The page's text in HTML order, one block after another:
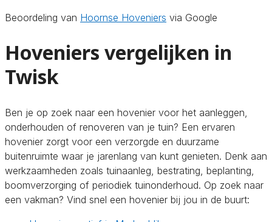
Beoordeling van Hoornse Hoveniers via Google
Hoveniers vergelijken in
Twisk
Ben je op zoek naar een hovenier voor het aanleggen,
onderhouden of renoveren van je tuin? Een ervaren
hovenier zorgt voor een verzorgde en duurzame
buitenruimte waar je jarenlang van kunt genieten. Denk aan
werkzaamheden zoals tuinaanleg, bestrating, beplanting,
boomverzorging of periodiek tuinonderhoud. Op zoek naar
een vakman? Vind snel een hovenier bij jou in de buurt: